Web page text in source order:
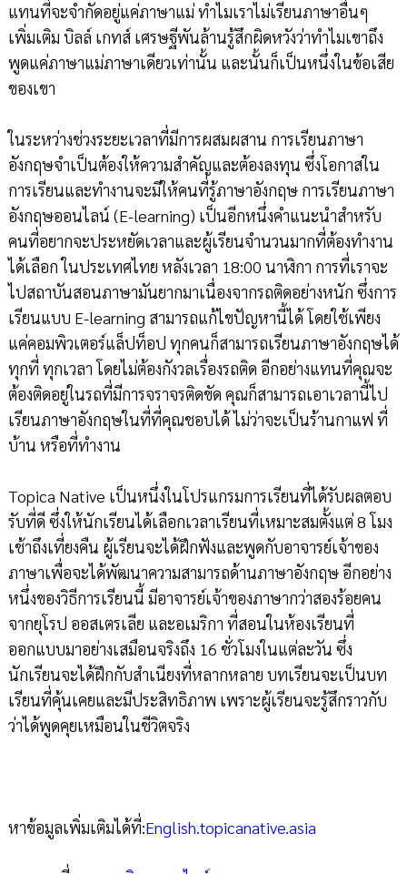
แทนที่จะจำกัดอยู่แค่ภาษาแม่ ทำไมเราไม่เรียนภาษาอื่นๆ
เพิ่มเติม บิลล์ เกทส์ เศรษฐีพันล้านรู้สึกผิดหวังว่าทำไมเขาถึง
พูดแค่ภาษาแม่ภาษาเดียวเท่านั้น และนั้นก็เป็นหนึ่งในข้อเสีย
ของเขา
ในระหว่างช่วงระยะเวลาที่มีการผสมผสาน การเรียนภาษา
อังกฤษจำเป็นต้องให้ความสำคัญและต้องลงทุน ซึ่งโอกาสใน
การเรียนและทำงานจะมีให้คนที่รู้ภาษาอังกฤษ การเรียนภาษา
อังกฤษออนไลน์ (E-learning) เป็นอีกหนึ่งคำแนะนำสำหรับ
คนที่อยากจะประหยัดเวลาและผู้เรียนจำนวนมากที่ต้องทำงาน
ได้เลือก ในประเทศไทย หลังเวลา 18:00 นาฬิกา การที่เราจะ
ไปสถาบันสอนภาษามันยากมาเนื่องจากรถติดอย่างหนัก ซึ่งการ
เรียนแบบ E-learning สามารถแก้ไขปัญหานี้ได้ โดยใช้เพียง
แค่คอมพิวเตอร์แล็ปท็อป ทุกคนก็สามารถเรียนภาษาอังกฤษได้
ทุกที่ ทุกเวลา โดยไม่ต้องกังวลเรื่องรถติด อีกอย่างแทนที่คุณจะ
ต้องติดอยู่ในรถที่มีการจราจรติดขัด คุณก็สามารถเอาเวลานี้ไป
เรียนภาษาอังกฤษในที่ที่คุณชอบได้ ไม่ว่าจะเป็นร้านกาแฟ ที่
บ้าน หรือที่ทำงาน
Topica Native เป็นหนึ่งในโปรแกรมการเรียนที่ได้รับผลตอบ
รับที่ดี ซึ่งให้นักเรียนได้เลือกเวลาเรียนที่เหมาะสมตั้งแต่ 8 โมง
เช้าถึงเที่ยงคืน ผู้เรียนจะได้ฝึกฟังและพูดกับอาจารย์เจ้าของ
ภาษาเพื่อจะได้พัฒนาความสามารถด้านภาษาอังกฤษ อีกอย่าง
หนึ่งของวิธีการเรียนนี้ มีอาจารย์เจ้าของภาษากว่าสองร้อยคน
จากยุโรป ออสเตรเลีย และอเมริกา ที่สอนในห้องเรียนที่
ออกแบบมาอย่างเสมือนจริงถึง 16 ชั่วโมงในแต่ละวัน ซึ่ง
นักเรียนจะได้ฝึกกับสำเนียงที่หลากหลาย บทเรียนจะเป็นบท
เรียนที่คุ้นเคยและมีประสิทธิภาพ เพราะผู้เรียนจะรู้สึกราวกับ
ว่าได้พูดคุยเหมือนในชีวิตจริง
หาข้อมูลเพิ่มเติมได้ที่:English.topicanative.asia